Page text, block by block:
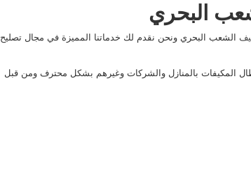
البحري
الشعب البحري ونحن نقدم لك خدماتنا المميزة في مجال تصليح
المكيفات بالمنازل والشركات وغيرهم بشكل محترف ومن قبل